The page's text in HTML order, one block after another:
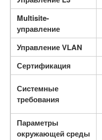
Multisite-
управление
Управление VLAN
Сертификация
Системные
требования
Параметры
окружающей среды